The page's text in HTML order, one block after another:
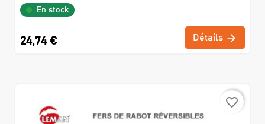
En stock
24,74 € Détails
favorite_border